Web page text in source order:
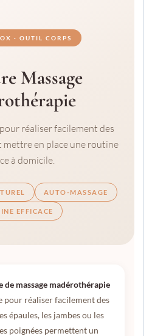
· OUTIL CORPS
Massage
réaliser facilement des
mettre en place une routine
à domicile.
AUTO-MASSAGE
EFFICACE
de massage madérothérapie
pour réaliser facilement des
épaules, les jambes ou les
poignées permettent un